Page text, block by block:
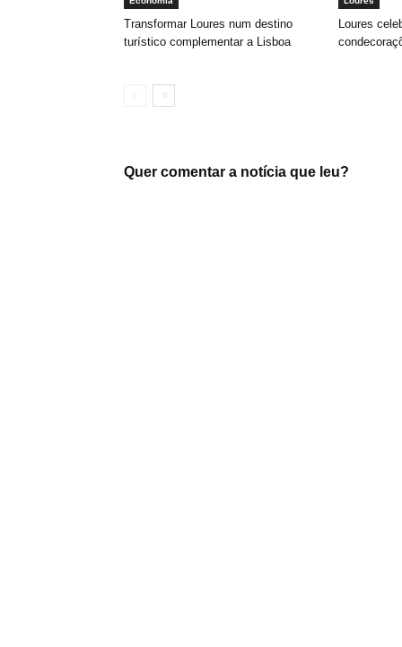
Transformar Loures num destino
turístico complementar a Lisboa
Loures
Quer comentar a notícia que leu?